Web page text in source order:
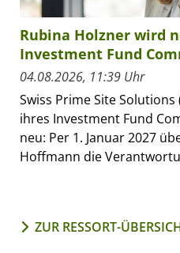
Rubina Holzner wird
Investment Fund
04.08.2026, 11:39 Uhr
Swiss Prime Site Solutions
ihres Investment Fund
neu: Per 1. Januar 2027
Hoffmann die
ZUR RESSORT-